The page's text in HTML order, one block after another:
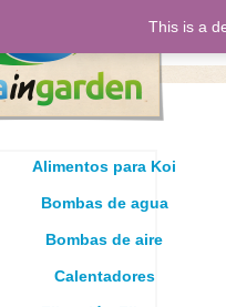
Alimentos para Koi
Bombas de agua
Bombas de aire
Calentadores
This is a